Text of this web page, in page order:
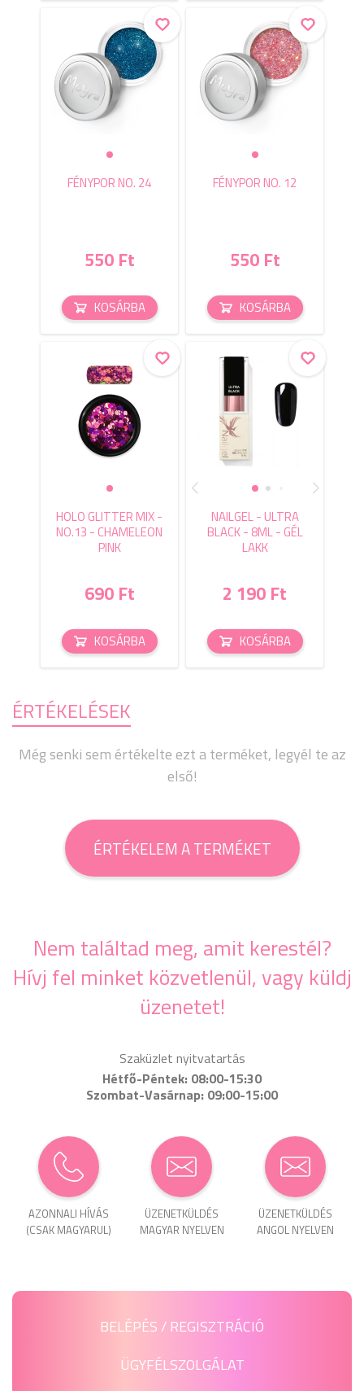
FÉNYPOR NO. 24
550 Ft
KOSÁRBA
FÉNYPOR NO. 12
550 Ft
KOSÁRBA
HOLO GLITTER MIX -
NO.13 - CHAMELEON
PINK
690 Ft
KOSÁRBA
NAILGEL - ULTRA
BLACK - 8ML - GÉL
LAKK
2 190 Ft
KOSÁRBA
ÉRTÉKELÉSEK
Még senki sem értékelte ezt a terméket, legyél te az
első!
ÉRTÉKELEM A TERMÉKET
Nem találtad meg, amit kerestél?
Hívj fel minket közvetlenül, vagy küldj
üzenetet!
Szaküzlet nyitvatartás
Hétfő-Péntek: 08:00-15:30
Szombat-Vasárnap: 09:00-15:00
AZONNALI HÍVÁS
(CSAK MAGYARUL)
ÜZENET­KÜLDÉS
MAGYAR NYELVEN
ÜZENET­KÜLDÉS
ANGOL NYELVEN
BELÉPÉS / REGISZTRÁCIÓ
ÜGYFÉLSZOLGÁLAT